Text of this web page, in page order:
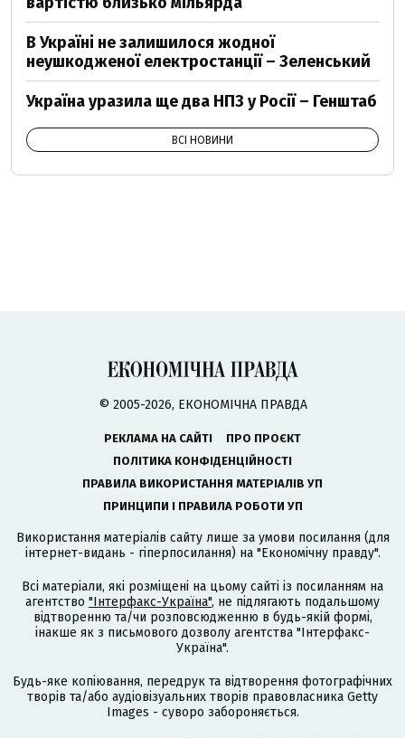
В Україні не залишилося жодної
неушкодженої електростанції – Зеленський
Україна уразила ще два НПЗ у Росії – Генштаб
ВСІ НОВИНИ
© 2005-2026, ЕКОНОМІЧНА ПРАВДА
РЕКЛАМА НА САЙТІ
ПРО ПРОЄКТ
ПОЛІТИКА КОНФІДЕНЦІЙНОСТІ
ПРАВИЛА ВИКОРИСТАННЯ МАТЕРІАЛІВ УП
ПРИНЦИПИ І ПРАВИЛА РОБОТИ УП
Використання матеріалів сайту лише за умови посилання (для
інтернет-видань - гіперпосилання) на "Економічну правду".
Всі матеріали, які розміщені на цьому сайті із посиланням на
агентство "Інтерфакс-Україна", не підлягають подальшому
відтворенню та/чи розповсюдженню в будь-якій формі,
інакше як з письмового дозволу агентства "Інтерфакс-
Україна".
Будь-яке копіювання, передрук та відтворення фотографічних
творів та/або аудіовізуальних творів правовласника Getty
Images - суворо забороняється.